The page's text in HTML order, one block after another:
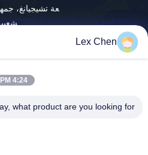
عة تشيجيانغ،
Lex Chen
4:24 PM
what product are you looking for?